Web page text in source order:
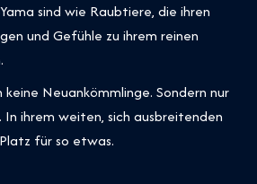
sind wie Raubtiere, die ihren
und Gefühle zu ihrem reinen
keine Neuankömmlinge. Sondern nur
ihrem weiten, sich ausbreitenden
für so etwas.